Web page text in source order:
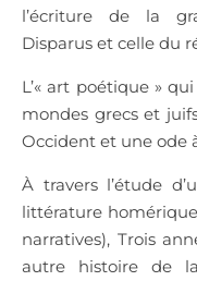
l’écriture de la
Disparus et celle du
L’« art poétique »
mondes grecs et
Occident et une ode
À travers l’étude
littérature
narratives), Trois
autre histoire de